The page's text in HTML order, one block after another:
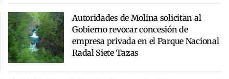
Autoridades de Molina solicitan al
Gobierno revocar concesión de
empresa privada en el Parque Nacional
Radal Siete Tazas